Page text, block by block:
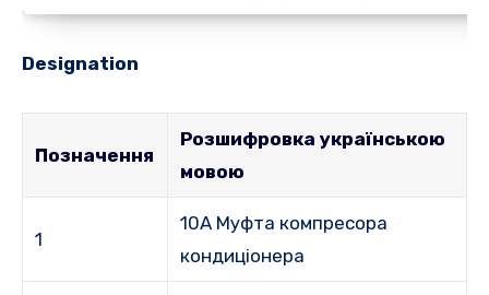
Designation
Позначення
Розшифровка українською
мовою
1
10A Муфта компресора
кондиціонера